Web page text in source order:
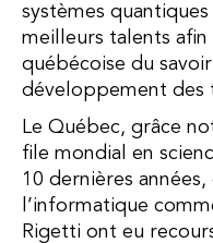
systèmes
meilleurs talents
québécoise du
développement des
Le Québec, grâce
file mondial en
10 dernières
l’informatique
Rigetti ont eu